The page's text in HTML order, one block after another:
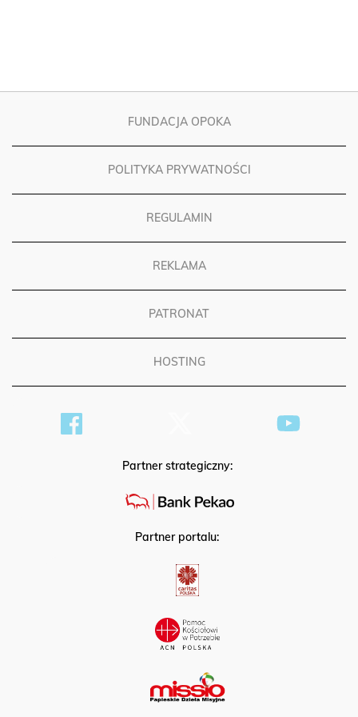
FUNDACJA OPOKA
POLITYKA PRYWATNOŚCI
REGULAMIN
REKLAMA
PATRONAT
HOSTING
Partner strategiczny:
Partner portalu: